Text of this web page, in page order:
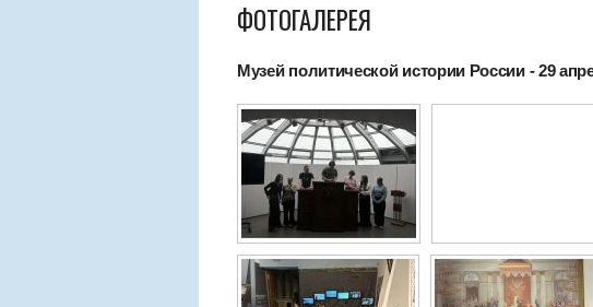
ФОТОГАЛЕРЕЯ
Музей политической истории России - 29